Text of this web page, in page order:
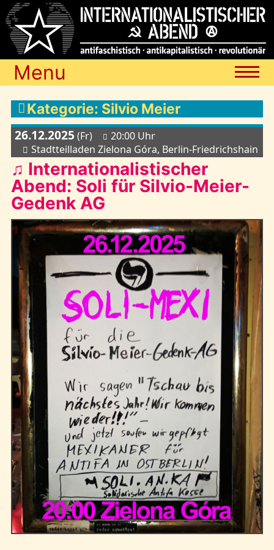
Menu
Termine
Blog
Media
Archiv
Links
Kontakt
Kategorie: Silvio Meier
26.12.2025 (Fr)
20:00 Uhr
Stadtteilladen Zielona Góra, Berlin-Friedrichshain
♫ Internationalistischer
Abend: Soli für Silvio-Meier-
Gedenk AG